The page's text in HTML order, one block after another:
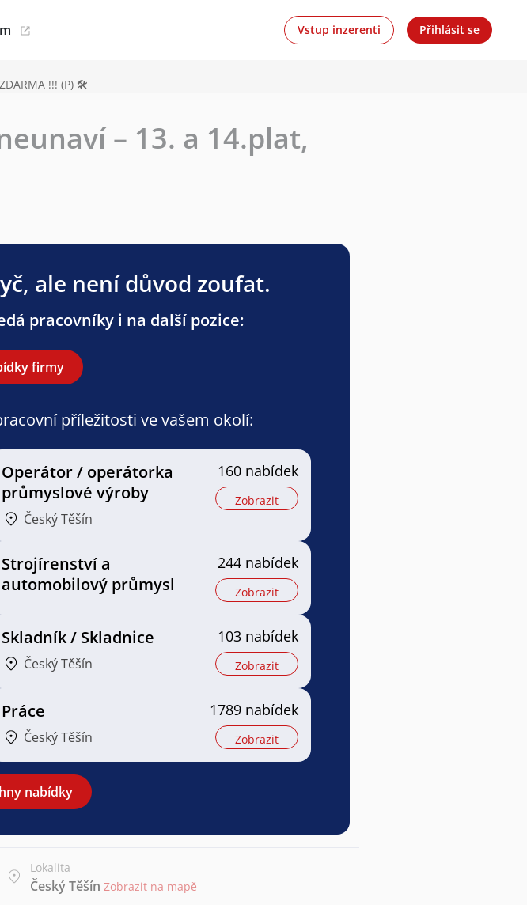
Vstup inzerenti Přihlásit se
!!! (P) 🛠️
– 13. a 14.plat,
ale není důvod zoufat.
pracovníky i na další pozice:
firmy
příležitosti ve vašem okolí:
Operátor / operátorka
průmyslové výroby
Český Těšín
160 nabídek
Zobrazit
Strojírenství a
automobilový průmysl
244 nabídek
Zobrazit
Skladník / Skladnice
Český Těšín
103 nabídek
Zobrazit
Práce
Český Těšín
1789 nabídek
Zobrazit
nabídky
Lokalita
Český Těšín Zobrazit na mapě